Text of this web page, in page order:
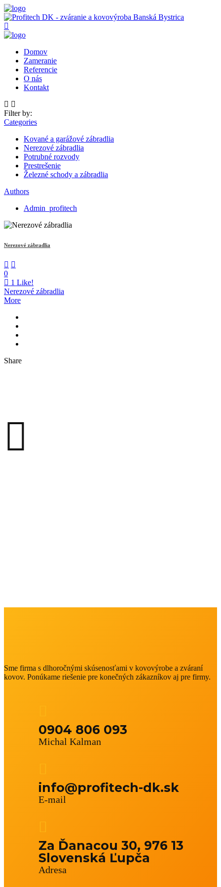
Domov
Zameranie
Referencie
O nás
Kontakt
Filter by:
Categories
Kované a garážové zábradlia
Nerezové zábradlia
Potrubné rozvody
Prestrešenie
Železné schody a zábradlia
Authors
Admin_profitech
Nerezové zábradlia
0
1 Like!
Nerezové zábradlia
More
Share
Sme firma s dlhoročnými skúsenosťami v kovovýrobe a zváraní
kovov. Ponúkame riešenie pre konečných zákazníkov aj pre firmy.
0904 806 093
Michal Kalman
info@profitech-dk.sk
E-mail
Za Ďanacou 30, 976 13
Slovenská Ľupča
Adresa